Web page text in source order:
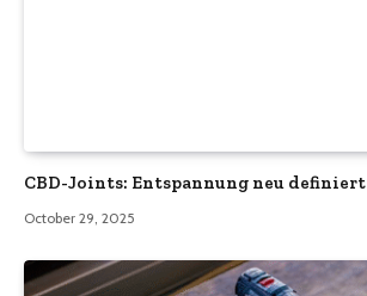
CBD-Joints: Entspannung neu definiert
October 29, 2025